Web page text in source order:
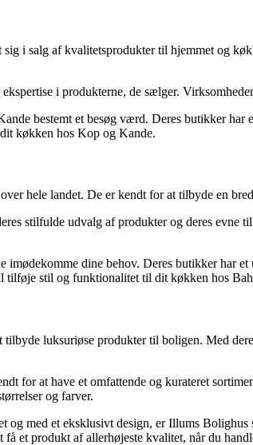
i salg af kvalitetsprodukter til hjemmet og
i produkterne, de sælger.
bestemt et besøg værd. Deres butikker
køkken hos Kop og Kande.
hele landet. De er kendt for at tilbyde en
stilfulde udvalg af produkter og deres evne
imødekomme dine behov. Deres butikker har
tilføje stil og funktionalitet til dit køkken hos
luksuriøse produkter til boligen. Med
for at have et omfattende og kurateret
og farver.
med et eksklusivt design, er Illums
et produkt af allerhøjeste kvalitet, når du